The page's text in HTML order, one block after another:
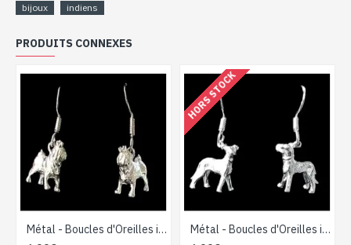
bijoux
indiens
PRODUITS CONNEXES
Métal - Boucles d'Oreilles indiennes - Bijoux indiens
HORS STOCK
Métal - Boucles d'Oreilles indiennes - Bijoux indiens